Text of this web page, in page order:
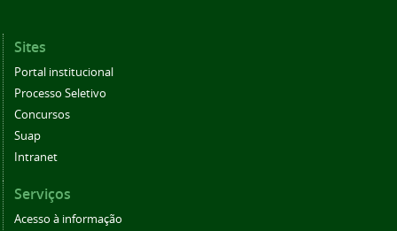
Sites
Portal institucional
Processo Seletivo
Concursos
Suap
Intranet
Serviços
Acesso à informação